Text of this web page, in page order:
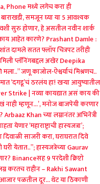
Phone मध्ये लगेच करा ही
समजून घ्या या 5 आवश्यक
सुरु होणार, हे असतील नवीन शार्क
काय आहेत कारणे? Prashant Damle :
दामलेसतत फ्लॉप चित्रपट तरीही
प्लॅनिंगबद्दल अखेर Deepika
मला..”जणू काजोल-ऐश्वर्याचं मिश्रणच..
‘दगडू’चं ठरलंय हा! खऱ्या आयुष्यातील
Strike | नव्या कायद्यात असं काय की
नाही म्हणून…’, मनोज बाजपेयी करणार
Khan च्या लग्नानंतर अभिनेत्री
येणार ‘महाराष्ट्राची हास्यजत्रा’;
दिवाळी साजरी करा, घराघरात दिवे
येतात..”; हास्यजत्रेच्या Gaurav
Binanceसह 9 परदेशी क्रिप्टो
करतच राहीन – Rakhi Sawant
आजार पळतील दूर…थेट या ठिकाणी